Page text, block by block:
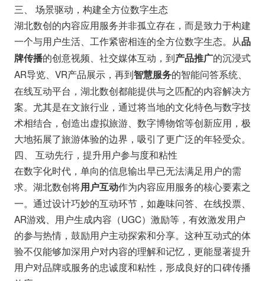
三、 场景驱动，构建全方位数字生态
湖北数创的内容应用服务并非孤立存在，而是致力于构建
一个与用户生活、工作紧密相连的全方位数字生态。从品
牌传播的创意视频、社交媒体互动，到产品推广的沉浸式
AR导览、VR产品展示，再到智慧服务的智能问答系统、
在线互动平台，湖北数创都能提供与之匹配的内容解决方
案。尤其是在文旅行业，通过将当地的文化特色与数字技
术相结合，创造出虚拟旅游、数字博物馆等创新应用，极
大地拓展了旅游体验的边界，吸引了更广泛的年轻受众。
四、 互动先行，提升用户参与度和粘性
在数字化时代，单向的信息输出早已无法满足用户的需
求。湖北数创将用户互动作为内容应用服务的核心要素之
一。通过设计巧妙的互动环节，如趣味问答、在线投票、
AR游戏、用户生成内容（UGC）激励等，有效激发用户
的参与热情，鼓励用户主动探索和分享。这种互动式的体
验不仅能够加深用户对内容的理解和记忆，更能显著提升
用户对品牌或服务的忠诚度和粘性，形成良好的口碑传播